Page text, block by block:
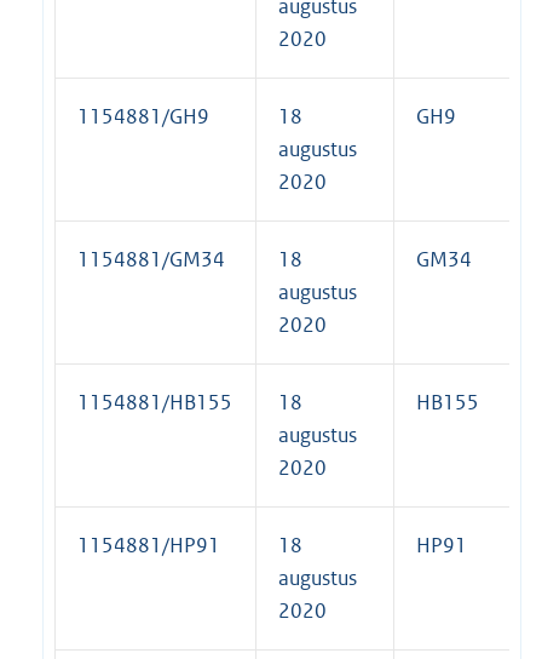
augustus
2020
1154881/GH9
18
augustus
2020
GH9
1154881/GM34
18
augustus
2020
GM34
1154881/HB155
18
augustus
2020
HB155
1154881/HP91
18
augustus
2020
HP91